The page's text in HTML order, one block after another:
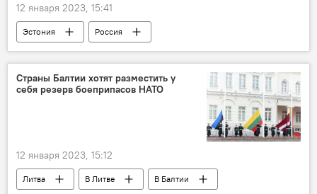
12 января 2023, 15:41
Эстония
Россия
Санкции против России на фоне ситуации на Украине
санкции
В Балтии
Страны Балтии хотят разместить у
себя резерв боеприпасов НАТО
12 января 2023, 15:12
Литва В Литве
В Балтии